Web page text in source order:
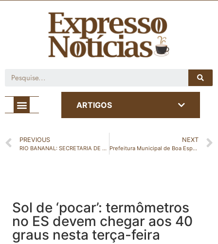
ARTIGOS
PREVIOUS
RIO BANANAL: SECRETARIA DE CULTURA, TURISMO, ESPORTE E LAZER LANÇA EDITAL PARA CONTRATAÇÃO TEMPORÁRIA DE GUARDA VIDAS
NEXT
Prefeitura Municipal de Boa Esperança promove Curso de Operação e Manutenção de Tratores em Parceria com Entidades Locais
Sol de ‘pocar’: termômetros
no ES devem chegar aos 40
graus nesta terça-feira